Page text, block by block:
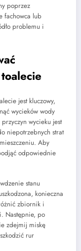
poprzez
fachowca lub
problemu i
jest kluczowy,
wycieków wody
przyczyn wycieku jest
niepotrzebnych strat
Aby
odpowiednie
stanu
konieczna
zbiornik i
Następnie, po
zdejmij miskę
rur